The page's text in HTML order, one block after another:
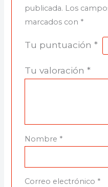
publicada. Los
marcados con *
Tu puntuación *
Tu valoración *
Nombre *
Correo electrónico *